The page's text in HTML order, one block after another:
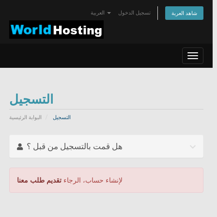
تسجيل الدخول شاهد العربة
Toggle
التسجيل
البوابة الرئيسية التسجيل
هل قمت بالتسجيل من قبل ؟
لإنشاء حساب، الرجاء تقديم طلب معنا